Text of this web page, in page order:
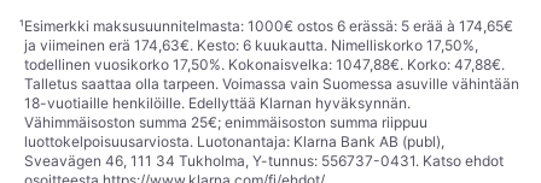
¹Esimerkki maksusuunnitelmasta: 1000€ ostos 6 erässä: 5 erää à 174,65€
ja viimeinen erä 174,63€. Kesto: 6 kuukautta. Nimelliskorko 17,50%,
todellinen vuosikorko 17,50%. Kokonaisvelka: 1047,88€. Korko: 47,88€.
Talletus saattaa olla tarpeen. Voimassa vain Suomessa asuville vähintään
18-vuotiaille henkilöille. Edellyttää Klarnan hyväksynnän.
Vähimmäisoston summa 25€; enimmäisoston summa riippuu
luottokelpoisuusarviosta. Luotonantaja: Klarna Bank AB (publ),
Sveavägen 46, 111 34 Tukholma, Y-tunnus: 556737-0431. Katso ehdot